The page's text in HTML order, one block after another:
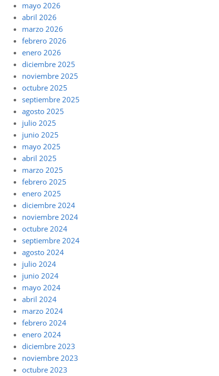
mayo 2026
abril 2026
marzo 2026
febrero 2026
enero 2026
diciembre 2025
noviembre 2025
octubre 2025
septiembre 2025
agosto 2025
julio 2025
junio 2025
mayo 2025
abril 2025
marzo 2025
febrero 2025
enero 2025
diciembre 2024
noviembre 2024
octubre 2024
septiembre 2024
agosto 2024
julio 2024
junio 2024
mayo 2024
abril 2024
marzo 2024
febrero 2024
enero 2024
diciembre 2023
noviembre 2023
octubre 2023